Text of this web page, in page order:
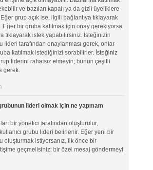
ve bazıları kapalı ya da gizli üyeliklere
grup açık ise, ilgili bağlantıya tıklayarak
Eğer bir gruba katılmak için onay gerekiyorsa
tıklayarak istek yapabilirsiniz. İsteğinizin
lideri tarafından onaylanması gerek, onlar
katılmak istediğinizi sorabilirler. İsteğiniz
liderini rahatsız etmeyin; bunun çeşitli
gerek.
lideri olmak için ne yapmam
bir yönetici tarafından oluşturulur,
grubu lideri belirlenir. Eğer yeni bir
oluşturmak istiyorsanız, ilk önce bir
geçmelisiniz; bir özel mesaj göndermeyi